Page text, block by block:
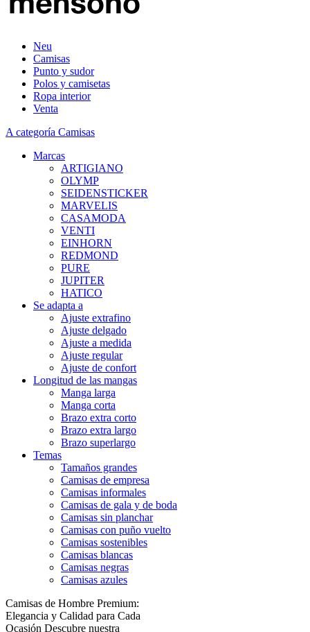
Neu
Camisas
Punto y sudor
Polos y camisetas
Ropa interior
Venta
A categoría Camisas
Marcas
ARTIGIANO
OLYMP
SEIDENSTICKER
MARVELIS
CASAMODA
VENTI
EINHORN
REDMOND
PURE
JUPITER
HATICO
Se adapta a
Ajuste extrafino
Ajuste delgado
Ajuste a medida
Ajuste regular
Ajuste de confort
Longitud de las mangas
Manga larga
Manga corta
Brazo extra corto
Brazo extra largo
Brazo superlargo
Temas
Tamaños grandes
Camisas de empresa
Camisas informales
Camisas de gala y de boda
Camisas sin planchar
Camisas con puño vuelto
Camisas sostenibles
Camisas blancas
Camisas negras
Camisas azules
Camisas de Hombre Premium:
Elegancia y Calidad para Cada
Ocasión Descubre nuestra